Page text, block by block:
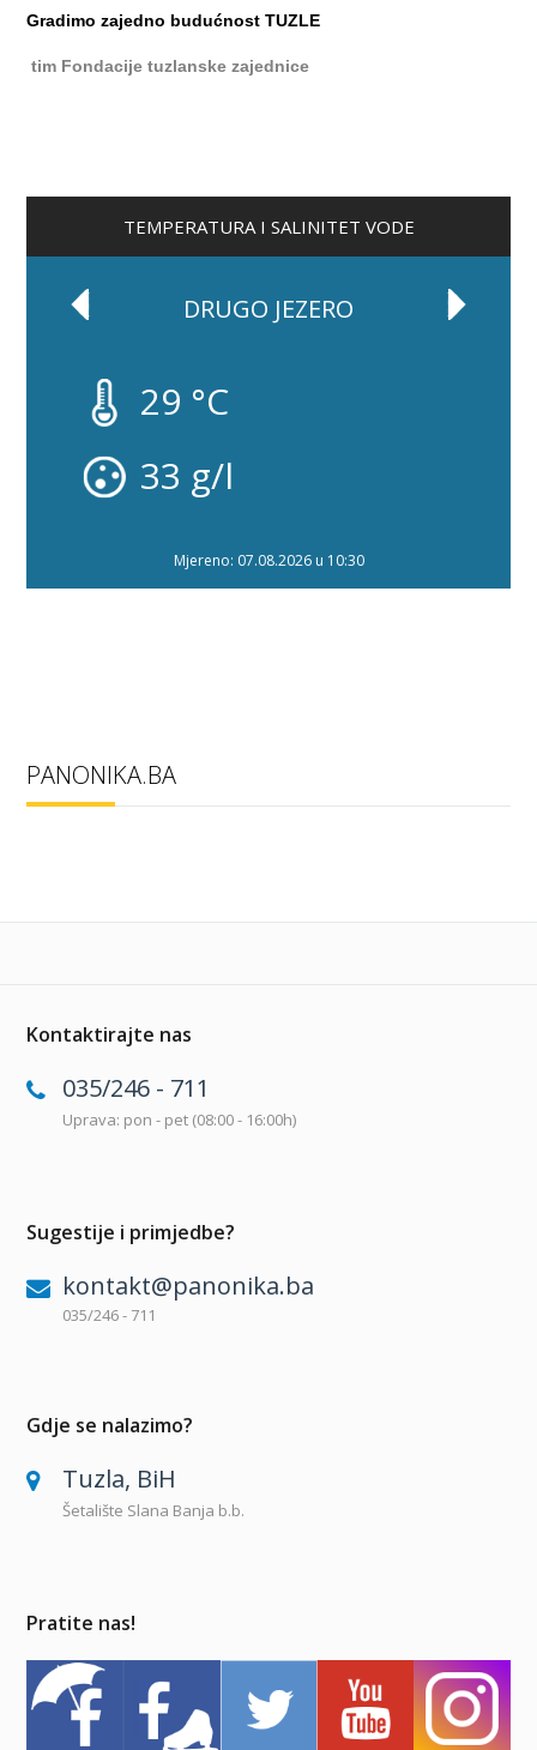
Gradimo zajedno budućnost TUZLE
tim Fondacije tuzlanske zajednice
TEMPERATURA I SALINITET VODE
DRUGO JEZERO
29 °C
33 g/l
Mjereno: 07.08.2026 u 10:30
PANONIKA.BA
Kontaktirajte nas
035/246 - 711
Uprava: pon - pet (08:00 - 16:00h)
Sugestije i primjedbe?
kontakt@panonika.ba
035/246 - 711
Gdje se nalazimo?
Tuzla, BiH
Šetalište Slana Banja b.b.
Pratite nas!